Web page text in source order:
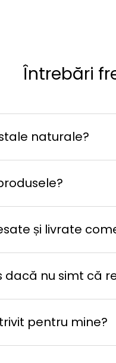
Întrebări
naturale?
și livrate
nu simt că
pentru mine?